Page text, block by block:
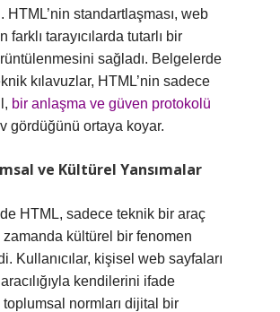
HTML’nin standartlaşması, web
farklı tarayıcılarda tutarlı bir
sağladı. Belgelerde
kılavuzlar, HTML’nin sadece
bir anlaşma ve güven protokolü
gördüğünü ortaya koyar.
ve Kültürel Yansımalar
HTML, sadece teknik bir araç
zamanda kültürel bir fenomen
Kullanıcılar, kişisel web sayfaları
kendilerini ifade
normları dijital bir